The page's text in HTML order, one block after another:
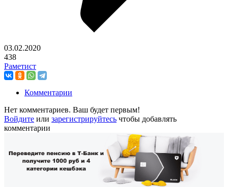
03.02.2020
438
Раметист
Комментарии
Нет комментариев. Ваш будет первым!
Войдите или зарегистрируйтесь чтобы добавлять
комментарии